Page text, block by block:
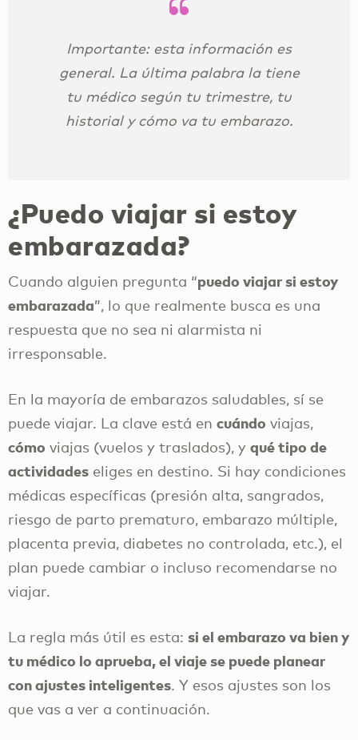
Importante: esta información es
general. La última palabra la tiene
tu médico según tu trimestre, tu
historial y cómo va tu embarazo.
¿Puedo viajar si estoy
embarazada?
Cuando alguien pregunta “puedo viajar si estoy
embarazada”, lo que realmente busca es una
respuesta que no sea ni alarmista ni
irresponsable.
En la mayoría de embarazos saludables, sí se
puede viajar. La clave está en cuándo viajas,
cómo viajas (vuelos y traslados), y qué tipo de
actividades eliges en destino. Si hay condiciones
médicas específicas (presión alta, sangrados,
riesgo de parto prematuro, embarazo múltiple,
placenta previa, diabetes no controlada, etc.), el
plan puede cambiar o incluso recomendarse no
viajar.
La regla más útil es esta: si el embarazo va bien y
tu médico lo aprueba, el viaje se puede planear
con ajustes inteligentes. Y esos ajustes son los
que vas a ver a continuación.